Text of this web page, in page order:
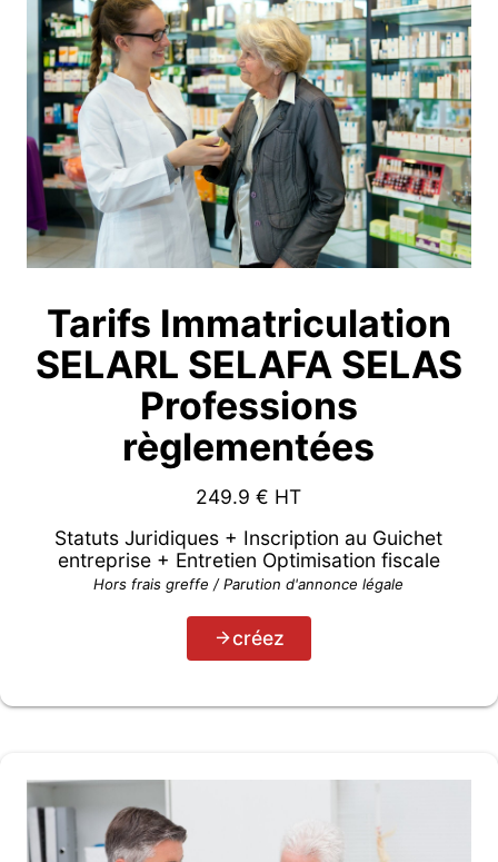
Tarifs Immatriculation
SELARL SELAFA SELAS
Professions
règlementées
249.9 € HT
Statuts Juridiques + Inscription au Guichet
entreprise + Entretien Optimisation fiscale
Hors frais greffe / Parution d'annonce légale
créez